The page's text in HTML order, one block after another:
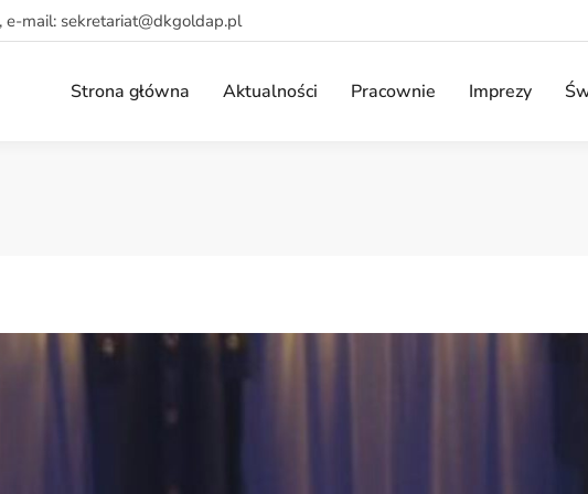
mail: sekretariat@dkgoldap.pl
Strona główna Aktualności Pracownie Imprezy